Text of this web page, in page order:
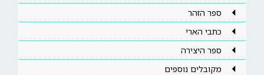
ספר הזהר
כתבי הארי
ספר היצירה
מקובלים נוספים